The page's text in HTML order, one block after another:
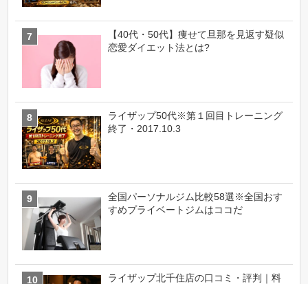
【40代・50代】痩せて旦那を見返す疑似
恋愛ダイエット法とは?
ライザップ50代※第１回目トレーニング
終了・2017.10.3
全国パーソナルジム比較58選※全国おす
すめプライベートジムはココだ
ライザップ北千住店の口コミ・評判｜料